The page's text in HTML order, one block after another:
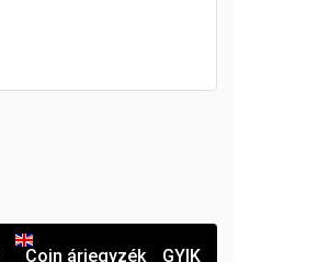
Coin árjegyzék GYIK